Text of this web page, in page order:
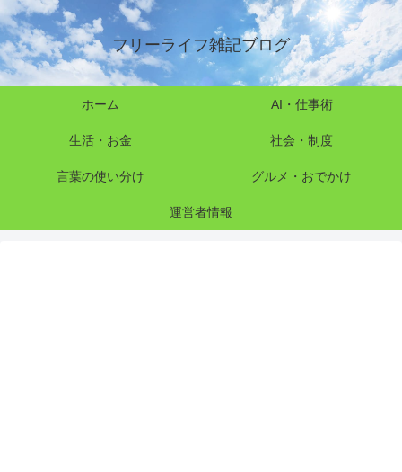
フリーライフ雑記ブログ
ホーム AI・仕事術
生活・お金 社会・制度
言葉の使い分け グルメ・おでかけ
運営者情報